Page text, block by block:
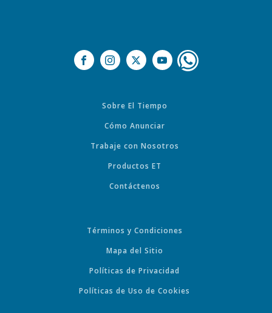
Sobre El Tiempo
Cómo Anunciar
Trabaje con Nosotros
Productos ET
Contáctenos
Términos y Condiciones
Mapa del Sitio
Políticas de Privacidad
Políticas de Uso de Cookies